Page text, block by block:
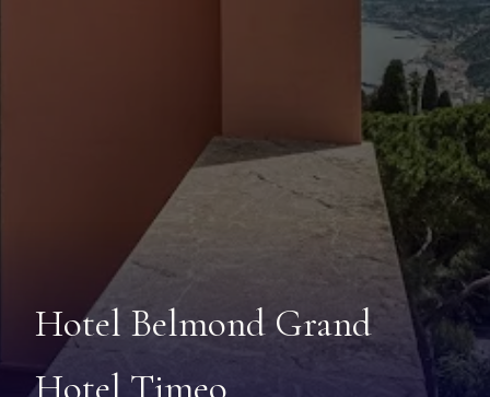
Hotel Belmond Grand